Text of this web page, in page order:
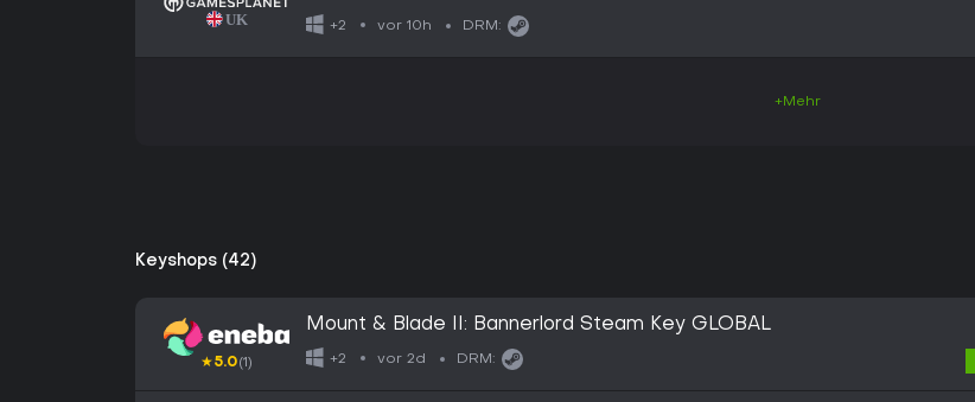
+2 vor 10h DRM:
+Mehr
Keyshops (42)
★5.0(1)
Mount & Blade II: Bannerlord Steam Key GLOBAL
+2 vor 2d DRM: